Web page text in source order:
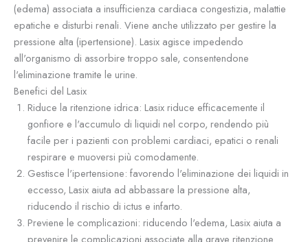
(edema) associata a insufficienza cardiaca congestizia, malattie
epatiche e disturbi renali. Viene anche utilizzato per gestire la
pressione alta (ipertensione). Lasix agisce impedendo
all'organismo di assorbire troppo sale, consentendone
l'eliminazione tramite le urine.
Benefici del Lasix
Riduce la ritenzione idrica: Lasix riduce efficacemente il
gonfiore e l'accumulo di liquidi nel corpo, rendendo più
facile per i pazienti con problemi cardiaci, epatici o renali
respirare e muoversi più comodamente.
Gestisce l'ipertensione: favorendo l'eliminazione dei liquidi in
eccesso, Lasix aiuta ad abbassare la pressione alta,
riducendo il rischio di ictus e infarto.
Previene le complicazioni: riducendo l'edema, Lasix aiuta a
prevenire le complicazioni associate alla grave ritenzione